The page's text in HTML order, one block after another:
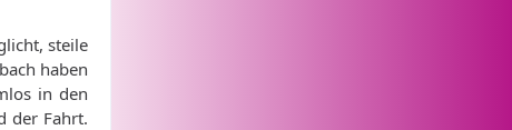
steile
haben
in den
der Fahrt.